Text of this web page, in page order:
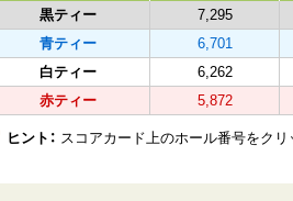
黒ティー
7,295
青ティー
6,701
白ティー
6,262
赤ティー
5,872
ヒント： スコアカード上のホール番号をクリ